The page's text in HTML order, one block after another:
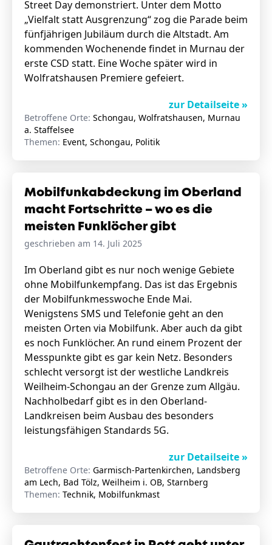
Street Day demonstriert. Unter dem Motto
„Vielfalt statt Ausgrenzung“ zog die Parade beim
fünfjährigen Jubiläum durch die Altstadt. Am
kommenden Wochenende findet in Murnau der
erste CSD statt. Eine Woche später wird in
Wolfratshausen Premiere gefeiert.
zur Detailseite »
Betroffene Orte: Schongau, Wolfratshausen, Murnau
a. Staffelsee
Themen: Event, Schongau, Politik
Mobilfunkabdeckung im Oberland
macht Fortschritte – wo es die
meisten Funklöcher gibt
geschrieben am 14. Juli 2025
Im Oberland gibt es nur noch wenige Gebiete
ohne Mobilfunkempfang. Das ist das Ergebnis
der Mobilfunkmesswoche Ende Mai.
Wenigstens SMS und Telefonie geht an den
meisten Orten via Mobilfunk. Aber auch da gibt
es noch Funklöcher. An rund einem Prozent der
Messpunkte gibt es gar kein Netz. Besonders
schlecht versorgt ist der westliche Landkreis
Weilheim-Schongau an der Grenze zum Allgäu.
Nachholbedarf gibt es in den Oberland-
Landkreisen beim Ausbau des besonders
leistungsfähigen Standards 5G.
zur Detailseite »
Betroffene Orte: Garmisch-Partenkirchen, Landsberg
am Lech, Bad Tölz, Weilheim i. OB, Starnberg
Themen: Technik, Mobilfunkmast